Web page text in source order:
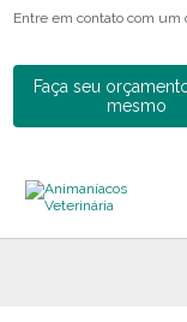
Entre em contato com um
Faça seu
mesmo